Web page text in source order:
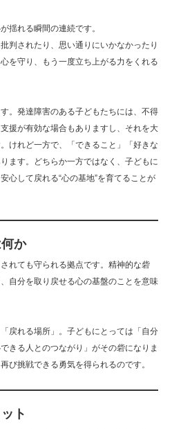
揺れる瞬間の連続です。
判されたり、思い通りにいかなかったり
を守り、もう一度立ち上がる力をくれる
。発達障害のある子どもたちには、不得
援が有効な場合もありますし、それを大
けれど一方で、「できること」「好きな
ます。どちらか一方ではなく、子どもに
心して戻れる“心の基地”を育てることが
か
れても守られる拠点です。精神的な砦
自分を取り戻せる心の基盤のことを意味
戻れる場所」。子どもにとっては「自分
きる人とのつながり」がその砦になりま
び挑戦できる勇気を得られるのです。
ト